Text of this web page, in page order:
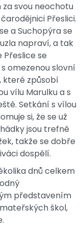
za svou neochotu
Přeslici.
a Suchopýra se
napraví, a tak
Přeslice se
omezenou slovní
které způsobí
vílu Marulku a s
Setkání s vílou
si, že se už
jsou trefně
takže se dobře
dospělí.
dnů celkem
představením
škol,